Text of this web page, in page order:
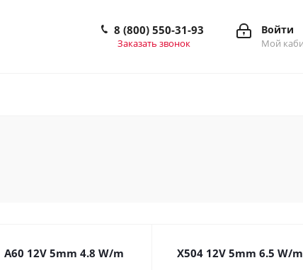
Войти
8 (800) 550-31-93
Заказать звонок
A60 12V 5mm 4.8 W/m X504 12V 5mm 6.5 W/m